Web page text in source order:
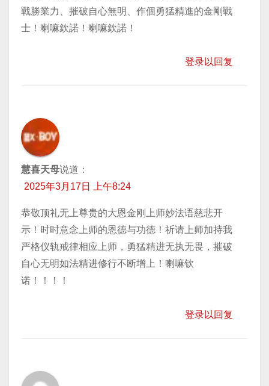
戰勝業力、摧破自心無明、作個勇猛精進的金剛戰
士！喇嘛欽諾！喇嘛欽諾！
登录以回复
慧喜天母说道：
2025年3月17日 上午8:24
恭敬顶礼无上尊贵的大恩金刚上师妙法语慈悲开
示！时时意念上师的恩德与功德！祈请上师加持我
严格仪轨戒律相应上师，勇猛精进无执无畏，摧破
自心无明如法精进修行不断增上！喇嘛钦
诺！！！！
登录以回复